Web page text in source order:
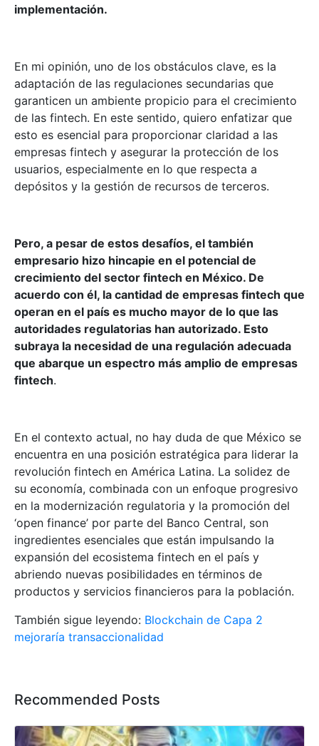
implementación.
En mi opinión, uno de los obstáculos clave, es la
adaptación de las regulaciones secundarias que
garanticen un ambiente propicio para el crecimiento
de las fintech. En este sentido, quiero enfatizar que
esto es esencial para proporcionar claridad a las
empresas fintech y asegurar la protección de los
usuarios, especialmente en lo que respecta a
depósitos y la gestión de recursos de terceros.
Pero, a pesar de estos desafíos, el también
empresario hizo hincapie en el potencial de
crecimiento del sector fintech en México. De
acuerdo con él, la cantidad de empresas fintech que
operan en el país es mucho mayor de lo que las
autoridades regulatorias han autorizado. Esto
subraya la necesidad de una regulación adecuada
que abarque un espectro más amplio de empresas
fintech.
En el contexto actual, no hay duda de que México se
encuentra en una posición estratégica para liderar la
revolución fintech en América Latina. La solidez de
su economía, combinada con un enfoque progresivo
en la modernización regulatoria y la promoción del
‘open finance’ por parte del Banco Central, son
ingredientes esenciales que están impulsando la
expansión del ecosistema fintech en el país y
abriendo nuevas posibilidades en términos de
productos y servicios financieros para la población.
También sigue leyendo: Blockchain de Capa 2
mejoraría transaccionalidad
Recommended Posts